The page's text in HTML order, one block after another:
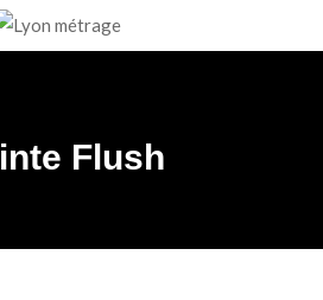
Flush